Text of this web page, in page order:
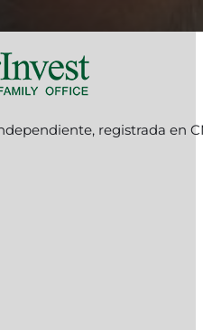
registrada en